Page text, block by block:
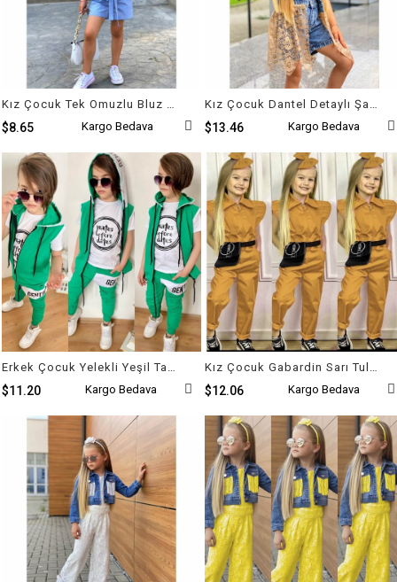
Kız Çocuk Tek Omuzlu Bluz ve Mavi Şort Takımı
$8.65 Kargo Bedava
Kız Çocuk Dantel Detaylı Şapkalı Kot Takım
$13.46 Kargo Bedava
Erkek Çocuk Yelekli Yeşil Takım
$11.20 Kargo Bedava
Kız Çocuk Gabardin Sarı Tulum
$12.06 Kargo Bedava